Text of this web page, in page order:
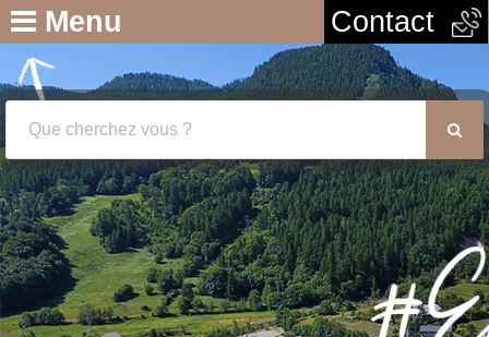
Contact
Menu